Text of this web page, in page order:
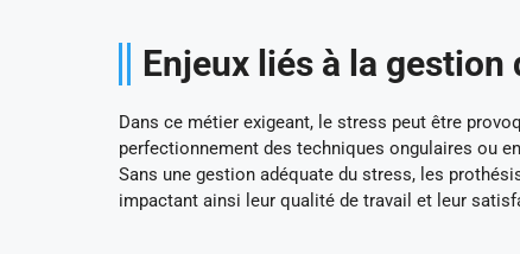
Enjeux liés à la gestion
Dans ce métier exigeant, le stress peut être
perfectionnement des techniques ongulaires ou
Sans une gestion adéquate du stress, les
impactant ainsi leur qualité de travail et leur